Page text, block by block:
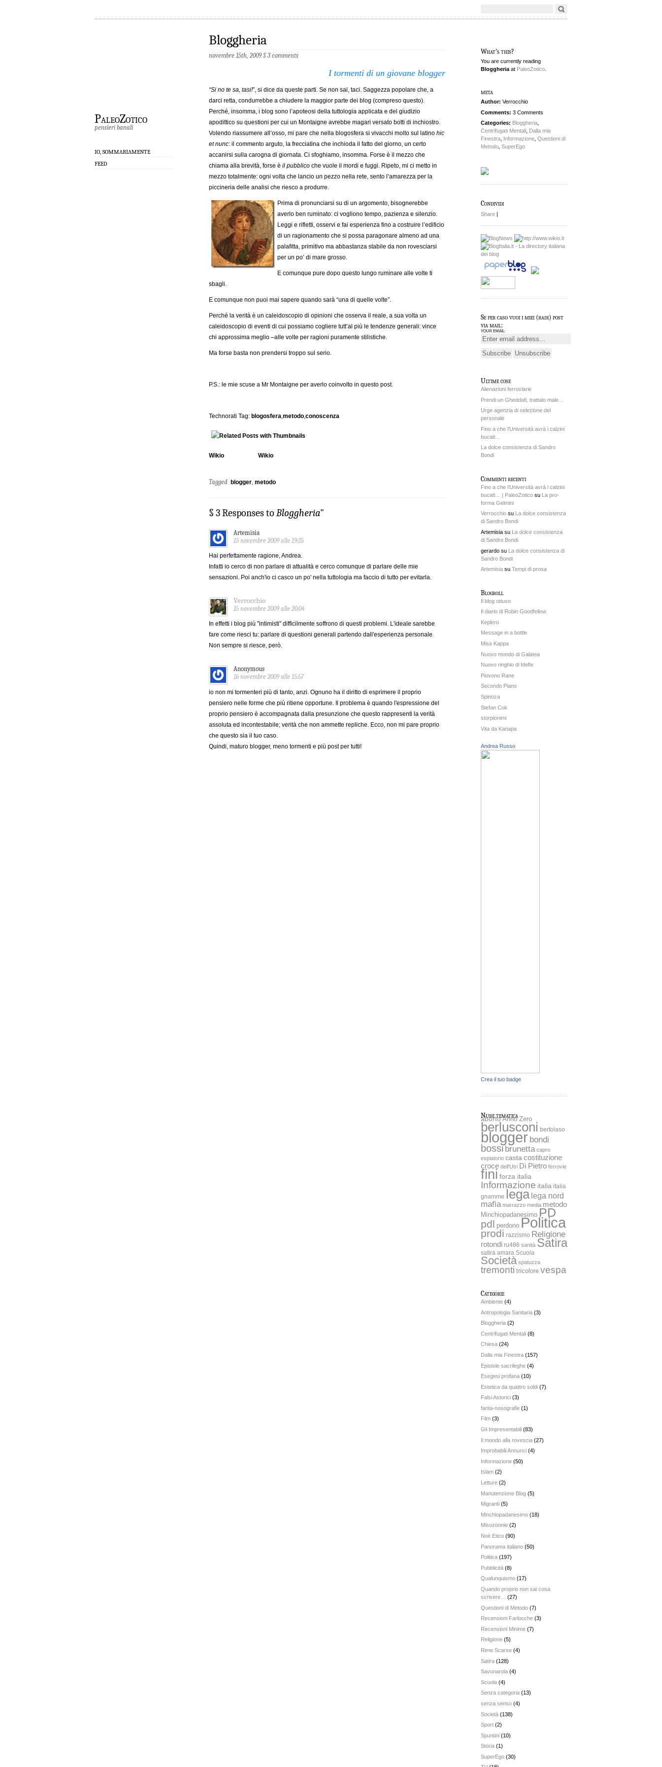
PaleoZotico
pensieri banali
IO, SOMMARIAMENTE
FEED
Bloggheria
novembre 15th, 2009 §3 comments
I tormenti di un giovane blogger
“Si no te sa, tasi!”, si dice da queste parti. Se non sai, taci. Saggezza popolare che, a
darci retta, condurrebbe a chiudere la maggior parte dei blog (compreso questo).
Perché, insomma, i blog sono l’apoteosi della tuttologia applicata e del giudizio
apodittico su questioni per cui un Montaigne avrebbe magari versato botti di inchiostro.
Volendo riassumere all’osso, mi pare che nella blogosfera si vivacchi molto sul latino hic
et nunc: il commento arguto, la frecciatina che inchioda il fatto del giorno, un certo
accanirsi sulla carogna di giornata. Ci sfoghiamo, insomma. Forse è il mezzo che
chiama alla brevità, forse è il pubblico che vuole il mordi e fuggi. Ripeto, mi ci metto in
mezzo totalmente: ogni volta che lancio un pezzo nella rete, sento l’amarezza per la
piccineria delle analisi che riesco a produrre.
Prima di pronunciarsi su di un argomento, bisognerebbe
averlo ben ruminato: ci vogliono tempo, pazienza e silenzio.
Leggi e rifletti, osservi e fai esperienza fino a costruire l’edificio
di un ragionamento che si possa paragonare almeno ad una
palafitta, primitivo ma abbastanza stabile da non rovesciarsi
per un po’ di mare grosso.
E comunque pure dopo questo lungo ruminare alle volte ti
sbagli.
E comunque non puoi mai sapere quando sarà “una di quelle volte”.
Perché la verità è un caleidoscopio di opinioni che osserva il reale, a sua volta un
caleidoscopio di eventi di cui possiamo cogliere tutt’al più le tendenze generali: vince
chi approssima meglio –alle volte per ragioni puramente stilistiche.
Ma forse basta non prendersi troppo sul serio.
P.S.: le mie scuse a Mr Montaigne per averlo coinvolto in questo post.
Technorati Tag: blogosfera,metodo,conoscenza
Wikio Wikio
Tagged blogger metodo
§ 3 Responses to Bloggheria"
Artemisia
15 novembre 2009 alle 19:35
Hai perfettamente ragione, Andrea.
Infatti io cerco di non parlare di attualità e cerco comunque di parlare delle mie
sensazioni. Poi anch'io ci casco un po' nella tuttologia ma faccio di tutto per evitarla.
Verrocchio
15 novembre 2009 alle 20:04
In effetti i blog più "intimisti" difficilmente soffrono di questi problemi. L'ideale sarebbe
fare come riesci tu: parlare di questioni generali partendo dall'esperienza personale.
Non sempre si riesce, però.
Anonymous
16 novembre 2009 alle 15:57
io non mi tormenteri più di tanto, anzi. Ognuno ha il diritto di esprimere il proprio
pensiero nelle forme che più ritiene opportune. Il problema è quando l'espressione del
proprio pensiero è accompagnata dalla presunzione che questo rappresenti la verità
assoluta ed incontestabile; verità che non ammette repliche. Ecco, non mi pare proprio
che questo sia il tuo caso.
Quindi, maturo blogger, meno tormenti e più post per tutti!
What's this?
You are currently reading
Bloggheria at PaleoZotico
meta
Author: Verrocchio
Comments: 3 Comments
Categories: Bloggheria
Centrifugati Mentali
Dalla mia
Finestra
Informazione Questioni di
Metodo SuperEgo
Condividi
Share |
Se per caso vuoi i miei (radi) post
via mail:
YOUR EMAIL:
Ultime cose
Alienazioni ferroviarie
Prendi un Gheddafi, trattalo male…
Urge agenzia di selezione del
personale
Fino a che l’Università avrà i calzini
bucati…
La dolce consistenza di Sandro
Bondi
Commenti recenti
Fino a che l’Università avrà i calzini
bucati… | PaleoZotico su La pro-
forma Gelmini
Verrocchio su La dolce consistenza
di Sandro Bondi
Artemisia su La dolce consistenza
di Sandro Bondi
gerardo su La dolce consistenza di
Sandro Bondi
Artemisia su Tempi di prosa
Blogroll
Il blog ottuso
Il diario di Robin Goodfellow
Keplero
Message in a bottle
Miss Kappa
Nuovo mondo di Galatea
Nuovo ringhio di Idefix
Piovono Rane
Secondo Piano
Spinoza
Stefan Cok
storpionimi
Vita da Kanapa
Andrea Russo
Crea il tuo badge
Nube tematica
aborto Anno Zero
berlusconi bertolaso
blogger bondi
bossi brunetta capro
espiatorio casta costituzione
croce dell'Utri Di Pietro ferrovie
fini forza italia
Informazione italia italia
gnamme lega lega nord
mafia marrazzo media metodo
Minchiopadanesimo PD
pdl perdono Politica
prodi razzismo Religione
rotondi ru486 sanità Satira
satira amara Scuola
Società spatuzza
tremonti tricolore vespa
Categorie
Ambiente (4)
Antropologia Sanitaria (3)
Bloggheria (2)
Centrifugati Mentali (8)
Chiesa (24)
Dalla mia Finestra (157)
Epistole sacrileghe (4)
Esegesi profana (10)
Estetica da quattro soldi (7)
Falsi Astorici (3)
fanta-nosografie (1)
Film (3)
Gli Impresentabili (83)
Il mondo alla rovescia (27)
Improbabili Annunci (4)
Informazione (50)
Islam (2)
Letture (2)
Manutenzione Blog (5)
Migranti (5)
Minchiopadanesimo (18)
Misozoonie (2)
Noè Etico (90)
Panorama italiano (50)
Politica (197)
Pubblicità (8)
Qualunquismo (17)
Quando proprio non sai cosa
scrivere…
(27)
Questioni di Metodo (7)
Recensioni Farlocche (3)
Recensioni Minime (7)
Religione (5)
Rime Scarse (4)
Satira (128)
Savonarola (4)
Scuola (4)
Senza categoria (13)
senza senso (4)
Società (138)
Sport (2)
Spuntini (10)
Storia (1)
SuperEgo (30)